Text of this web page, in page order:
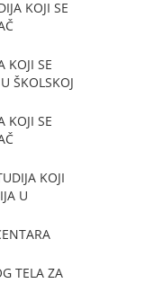
KOJI SE
KOJI SE
ŠKOLSKOJ
KOJI SE
KOJI
U
TELA ZA